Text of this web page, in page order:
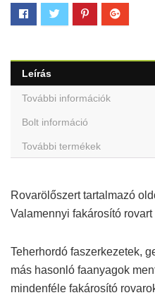
Leírás
További információk
Bolt információ
További termékek
Rovarölőszert tartalmazó
Valamennyi fakárosító
Teherhordó faszerkezetek,
más hasonló faanyagok
mindenféle fakárosító